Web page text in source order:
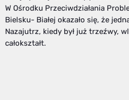
W Ośrodku Przeciwdziałania
Bielsku- Białej okazało się, że
Nazajutrz, kiedy był już trzeźwy,
całokształt.